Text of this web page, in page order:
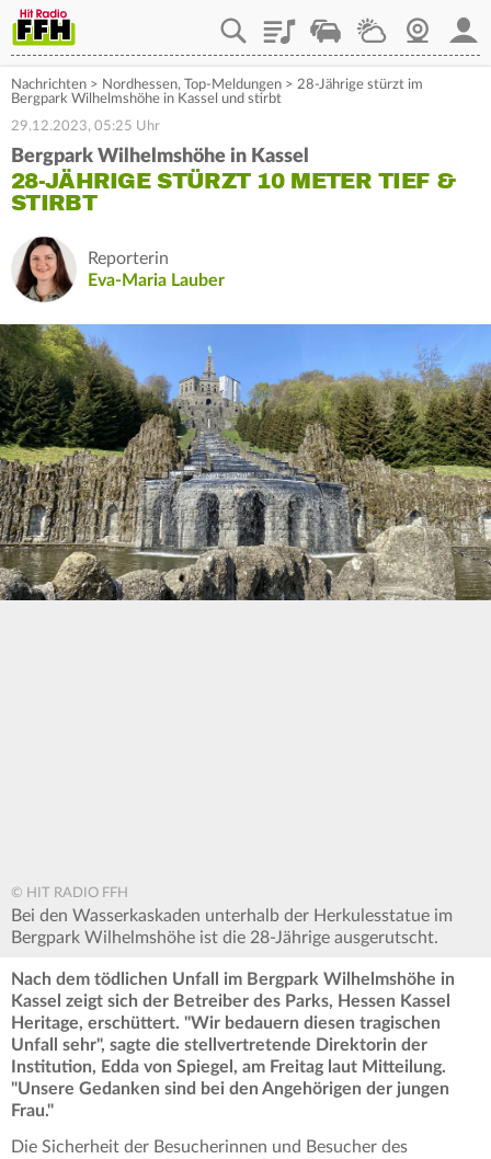
PlaylistStaupilotWetterWebcam
Nachrichten > Nordhessen, Top-Meldungen > 28-Jährige stürzt im
Bergpark Wilhelmshöhe in Kassel und stirbt
29.12.2023, 05:25 Uhr
Bergpark Wilhelmshöhe in Kassel
28-JÄHRIGE STÜRZT 10 METER TIEF &
STIRBT
Reporterin
Eva-Maria Lauber
© HIT RADIO FFH
Bei den Wasserkaskaden unterhalb der Herkulesstatue im
Bergpark Wilhelmshöhe ist die 28-Jährige ausgerutscht.
Nach dem tödlichen Unfall im Bergpark Wilhelmshöhe in
Kassel zeigt sich der Betreiber des Parks, Hessen Kassel
Heritage, erschüttert. "Wir bedauern diesen tragischen
Unfall sehr", sagte die stellvertretende Direktorin der
Institution, Edda von Spiegel, am Freitag laut Mitteilung.
"Unsere Gedanken sind bei den Angehörigen der jungen
Frau."
Die Sicherheit der Besucherinnen und Besucher des